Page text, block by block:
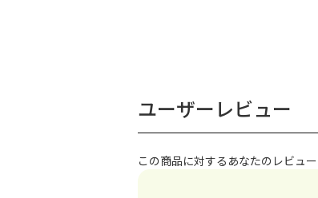
ユーザーレビュー
この商品に対するあなたのレビュ